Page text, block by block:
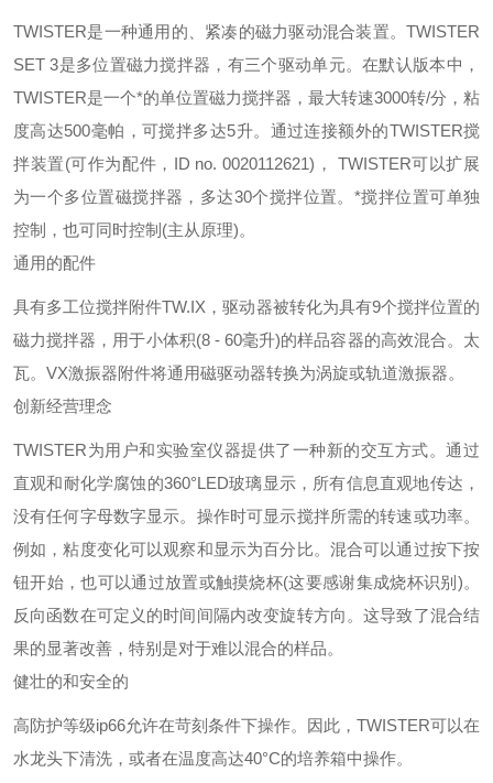
TWISTER是一种通用的、紧凑的磁力驱动混合装置。TWISTER
SET 3是多位置磁力搅拌器，有三个驱动单元。在默认版本中，
TWISTER是一个*的单位置磁力搅拌器，最大转速3000转/分，粘
度高达500毫帕，可搅拌多达5升。通过连接额外的TWISTER搅
拌装置(可作为配件，ID no. 0020112621)， TWISTER可以扩展
为一个多位置磁搅拌器，多达30个搅拌位置。*搅拌位置可单独
控制，也可同时控制(主从原理)。
通用的配件
具有多工位搅拌附件TW.IX，驱动器被转化为具有9个搅拌位置的
磁力搅拌器，用于小体积(8 - 60毫升)的样品容器的高效混合。太
瓦。VX激振器附件将通用磁驱动器转换为涡旋或轨道激振器。
创新经营理念
TWISTER为用户和实验室仪器提供了一种新的交互方式。通过
直观和耐化学腐蚀的360°LED玻璃显示，所有信息直观地传达，
没有任何字母数字显示。操作时可显示搅拌所需的转速或功率。
例如，粘度变化可以观察和显示为百分比。混合可以通过按下按
钮开始，也可以通过放置或触摸烧杯(这要感谢集成烧杯识别)。
反向函数在可定义的时间间隔内改变旋转方向。这导致了混合结
果的显著改善，特别是对于难以混合的样品。
健壮的和安全的
高防护等级ip66允许在苛刻条件下操作。因此，TWISTER可以在
水龙头下清洗，或者在温度高达40°C的培养箱中操作。